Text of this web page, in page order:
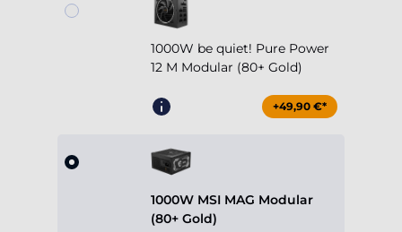
1000W be quiet! Pure Power
12 M Modular (80+ Gold)
+49,90 €*
1000W MSI MAG Modular
(80+ Gold)